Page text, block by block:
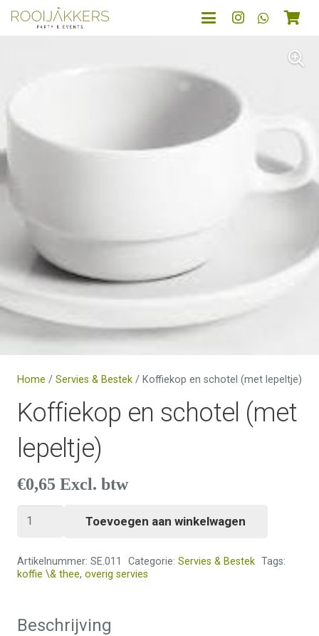
Home / Servies & Bestek / Koffiekop en schotel (met lepeltje)
Koffiekop en schotel (met
lepeltje)
€0,65 Excl. btw
Koffiekop
schotel
(met
Toevoegen aan winkelwagen
Artikelnummer: SE.011 Categorie: Servies & Bestek Tags:
koffie \& thee, overig servies
Beschrijving